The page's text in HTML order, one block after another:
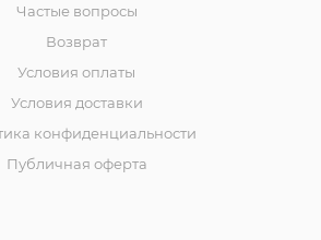
Частые вопросы
Возврат
Условия оплаты
Условия доставки
конфиденциальности
Публичная оферта